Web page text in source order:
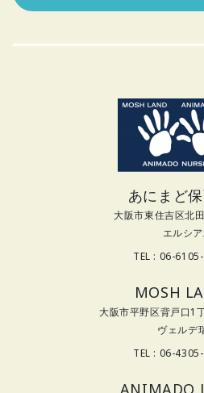
あにまど
大阪市東住吉区北
エルシア北
TEL : 06-
MOSH
大阪市平野区背戸口1
ヴェルデ瑞穂
TEL : 06-
ANIMADO